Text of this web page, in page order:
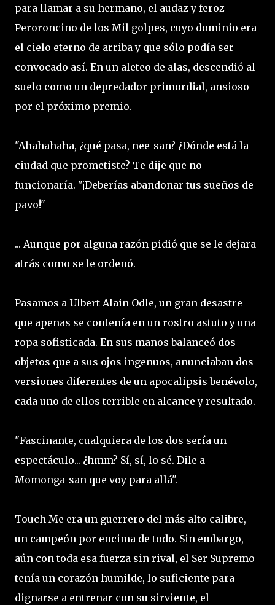
para llamar a su hermano, el audaz y feroz
Peroroncino de los Mil golpes, cuyo dominio era
el cielo eterno de arriba y que sólo podía ser
convocado así. En un aleteo de alas, descendió al
suelo como un depredador primordial, ansioso
por el próximo premio.
"Ahahahaha, ¿qué pasa, nee-san? ¿Dónde está la
ciudad que prometiste? Te dije que no
funcionaría. "¡Deberías abandonar tus sueños de
pavo!"
... Aunque por alguna razón pidió que se le dejara
atrás como se le ordenó.
Pasamos a Ulbert Alain Odle, un gran desastre
que apenas se contenía en un rostro astuto y una
ropa sofisticada. En sus manos balanceó dos
objetos que a sus ojos ingenuos, anunciaban dos
versiones diferentes de un apocalipsis benévolo,
cada uno de ellos terrible en alcance y resultado.
"Fascinante, cualquiera de los dos sería un
espectáculo... ¿hmm? Sí, sí, lo sé. Dile a
Momonga-san que voy para allá".
Touch Me era un guerrero del más alto calibre,
un campeón por encima de todo. Sin embargo,
aún con toda esa fuerza sin rival, el Ser Supremo
tenía un corazón humilde, lo suficiente para
dignarse a entrenar con su sirviente, el